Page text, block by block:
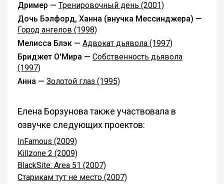
Дример — Тренировочный день (2001)
Дочь Бэлфорд, Ханна (внучка Мессинджера) —
Город ангелов (1998)
Мелисса Блэк — Адвокат дьявола (1997)
Бриджет О'Мира — Собственность дьявола
(1997)
Анна — Золотой глаз (1995)
Елена Борзунова также участвовала в
озвучке следующих проектов:
InFamous (2009)
Killzone 2 (2009)
BlackSite: Area 51 (2007)
Старикам тут не место (2007)